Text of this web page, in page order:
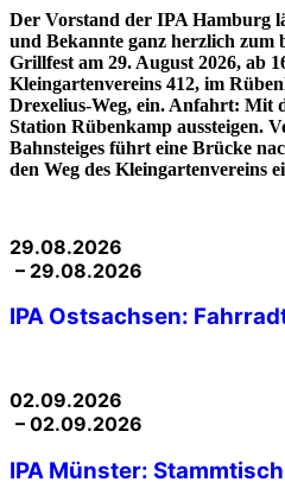
Der Vorstand der IPA Hamburg
und Bekannte ganz herzlich zum
Grillfest am 29. August 2026, ab
Kleingartenvereins 412, im
Drexelius-Weg, ein. Anfahrt: Mit
Station Rübenkamp aussteigen.
Bahnsteiges führt eine Brücke
den Weg des Kleingartenvereins
29.08.2026
– 29.08.2026
IPA Ostsachsen:
02.09.2026
– 02.09.2026
IPA Münster: Stammtisch